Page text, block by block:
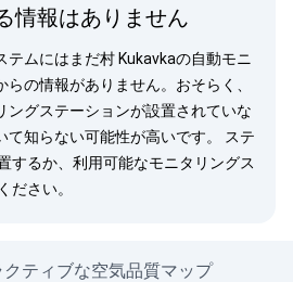
情報はありません
テムにはまだ村 Kukavkaの自動モニ
の情報がありません。おそらく、
ングステーションが設置されていな
て知らない可能性が高いです。
ステ
するか、利用可能なモニタリングス
ださい。
クティブな空気品質マップ